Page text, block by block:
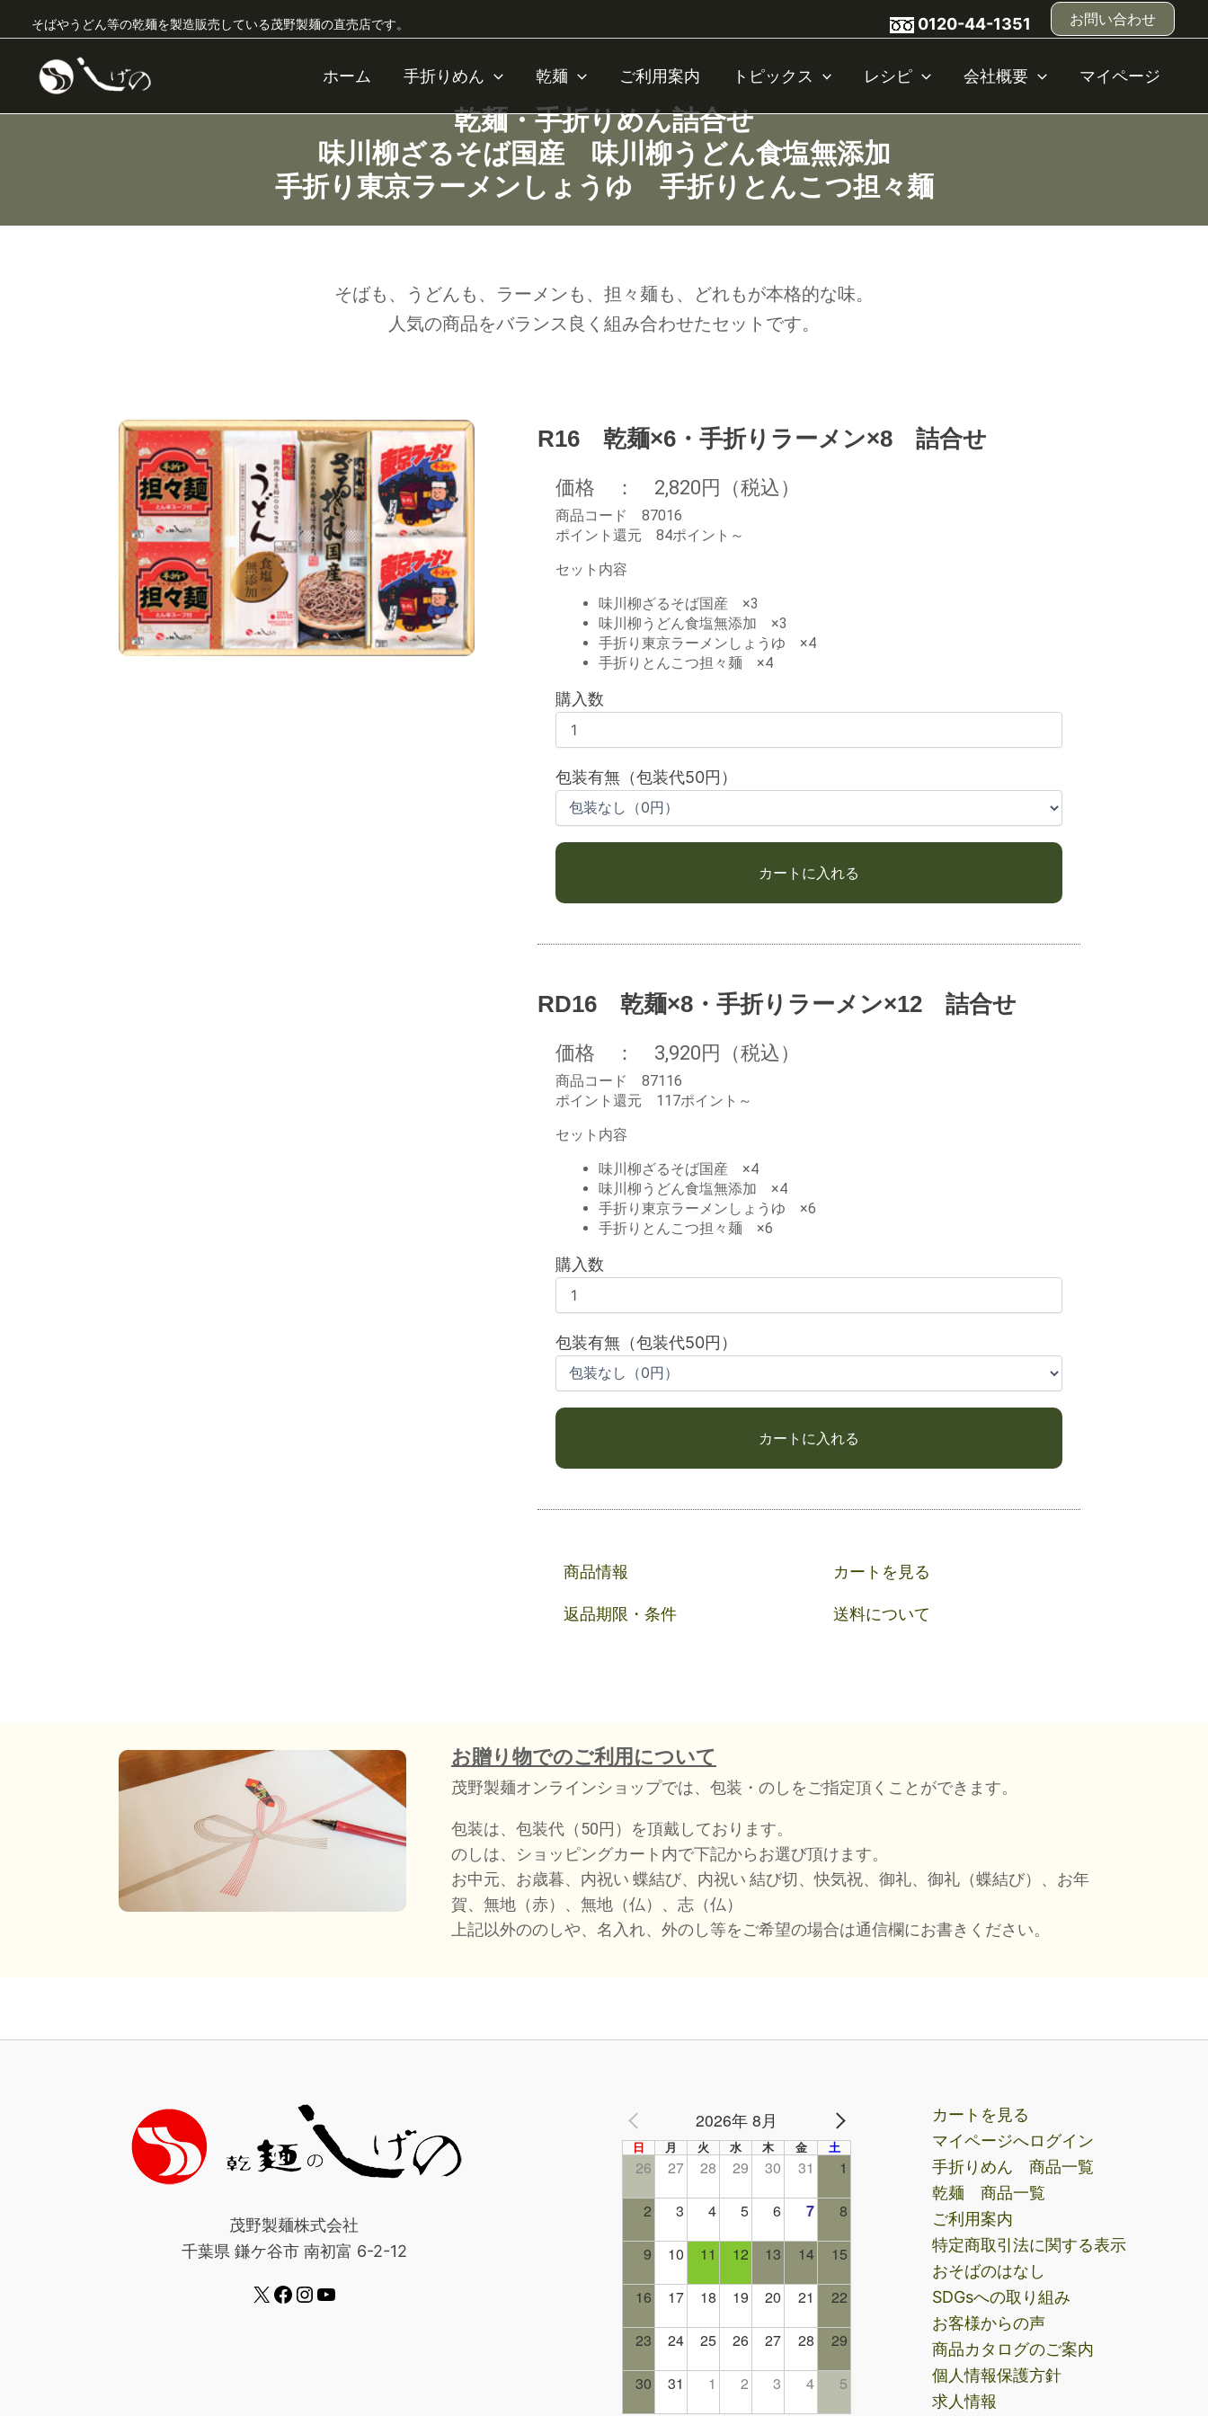
容
キ
そばやうどん等の乾麺を製造販売している茂野製麺の直売店です。 0120-44-1351 お問い合わせ
ホーム 手折りめん 乾麺 ご利用案内 トピックス レシピ 会社概要 マイページ
乾麺・手折りめん詰合せ
味川柳ざるそば国産 味川柳うどん食塩無添加
手折り東京ラーメンしょうゆ 手折りとんこつ担々麺
そばも、うどんも、ラーメンも、担々麺も、どれもが本格的な味。
人気の商品をバランス良く組み合わせたセットです。
R16 乾麺×6・手折りラーメン×8 詰合せ
価格 ： 2,820円（税込）
商品コード 87016
ポイント還元 84ポイント～
セット内容
味川柳ざるそば国産 ×3
味川柳うどん食塩無添加 ×3
手折り東京ラーメンしょうゆ ×4
手折りとんこつ担々麺 ×4
購入数
包装有無（包装代50円）
RD16 乾麺×8・手折りラーメン×12 詰合せ
価格 ： 3,920円（税込）
商品コード 87116
ポイント還元 117ポイント～
セット内容
味川柳ざるそば国産 ×4
味川柳うどん食塩無添加 ×4
手折り東京ラーメンしょうゆ ×6
手折りとんこつ担々麺 ×6
購入数
包装有無（包装代50円）
商品情報 カートを見る
返品期限・条件 送料について
お贈り物でのご利用について
茂野製麺オンラインショップでは、包装・のしをご指定頂くことができます。
包装は、包装代（50円）を頂戴しております。
のしは、ショッピングカート内で下記からお選び頂けます。
お中元、お歳暮、内祝い 蝶結び、内祝い 結び切、快気祝、御礼、御礼（蝶結び）、お年
賀、無地（赤）、無地（仏）、志（仏）
上記以外ののしや、名入れ、外のし等をご希望の場合は通信欄にお書きください。
茂野製麺株式会社
千葉県 鎌ケ谷市 南初富 6-2-12
PREV2026年 8月 NEXT
日 月 火 水 木 金 土
26 27 28 29 30 31 1
2 3 4 5 6 7 8
9 10 11 12 13 14 15
16 17 18 19 20 21 22
23 24 25 26 27 28 29
30 31 1 2 3 4 5
カートを見る
マイページへログイン
手折りめん 商品一覧
乾麺 商品一覧
ご利用案内
特定商取引法に関する表示
おそばのはなし
SDGsへの取り組み
お客様からの声
商品カタログのご案内
個人情報保護方針
求人情報